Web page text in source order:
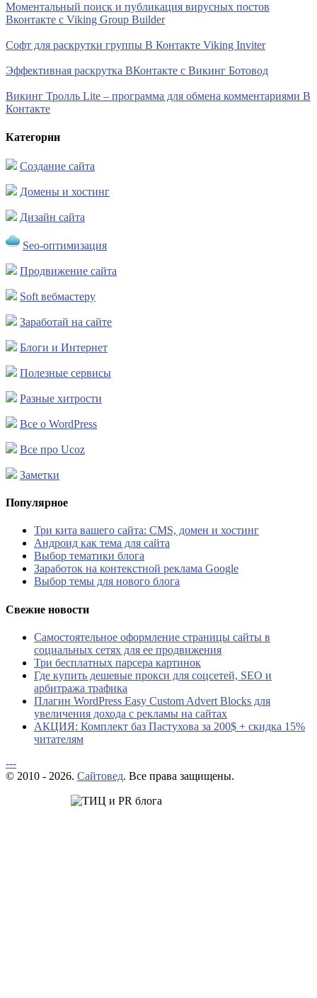
Моментальный поиск и публикация вирусных постов
Вконтакте с Viking Group Builder
Софт для раскрутки группы В Контакте Viking Inviter
Эффективная раскрутка ВКонтакте с Викинг Ботовод
Викинг Тролль Lite – программа для обмена комментариями В
Контакте
Категории
Создание сайта
Домены и хостинг
Дизайн сайта
Seo-оптимизация
Продвижение сайта
Soft вебмастеру
Заработай на сайте
Блоги и Интернет
Полезные сервисы
Разные хитрости
Все о WordPress
Все про Ucoz
Заметки
Популярное
Три кита вашего сайта: CMS, домен и хостинг
Андроид как тема для сайта
Выбор тематики блога
Заработок на контекстной реклама Google
Выбор темы для нового блога
Свежие новости
Самостоятельное оформление страницы сайты в
социальных сетях для ее продвижения
Три бесплатных парсера картинок
Где купить дешевые прокси для соцсетей, SEO и
арбитража трафика
Плагин WordPress Easy Custom Advert Blocks для
увеличения дохода с рекламы на сайтах
АКЦИЯ: Комплект баз Пастухова за 200$ + скидка 15%
читателям
---
© 2010 - 2026. Сайтовед. Все права защищены.